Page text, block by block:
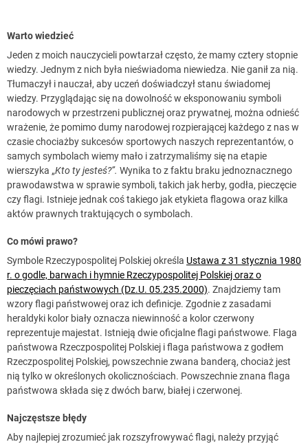
Warto wiedzieć
Jeden z moich nauczycieli powtarzał często, że mamy cztery stopnie
wiedzy. Jednym z nich była nieświadoma niewiedza. Nie ganił za nią.
Tłumaczył i nauczał, aby uczeń doświadczył stanu świadomej
wiedzy. Przyglądając się na dowolność w eksponowaniu symboli
narodowych w przestrzeni publicznej oraz prywatnej, można odnieść
wrażenie, że pomimo dumy narodowej rozpierającej każdego z nas w
czasie chociażby sukcesów sportowych naszych reprezentantów, o
samych symbolach wiemy mało i zatrzymaliśmy się na etapie
wierszyka „Kto ty jesteś?”. Wynika to z faktu braku jednoznacznego
prawodawstwa w sprawie symboli, takich jak herby, godła, pieczęcie
czy flagi. Istnieje jednak coś takiego jak etykieta flagowa oraz kilka
aktów prawnych traktujących o symbolach.
Co mówi prawo?
Symbole Rzeczypospolitej Polskiej określa Ustawa z 31 stycznia 1980
r. o godle, barwach i hymnie Rzeczypospolitej Polskiej oraz o
pieczęciach państwowych (Dz.U. 05.235.2000). Znajdziemy tam
wzory flagi państwowej oraz ich definicje. Zgodnie z zasadami
heraldyki kolor biały oznacza niewinność a kolor czerwony
reprezentuje majestat. Istnieją dwie oficjalne flagi państwowe. Flaga
państwowa Rzeczpospolitej Polskiej i flaga państwowa z godłem
Rzeczpospolitej Polskiej, powszechnie zwana banderą, chociaż jest
nią tylko w określonych okolicznościach. Powszechnie znana flaga
państwowa składa się z dwóch barw, białej i czerwonej.
Najczęstsze błędy
Aby najlepiej zrozumieć jak rozszyfrowywać flagi, należy przyjąć